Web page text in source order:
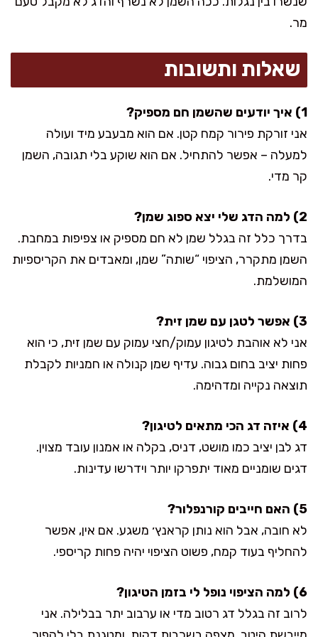
מר.
שאלות ותשובות
1) איך יודעים שהשמן חם מספיק?
אני זורקת פירור קמח קטן. אם הוא מבעבע מיד ועולה
למעלה – אפשר להתחיל. אם הוא שוקע בלי תגובה, השמן
קר מדי.
2) למה הדג שלי יצא ספוג שמן?
בדרך כלל זה בגלל שמן לא חם מספיק או צפיפות במחבת.
השמן מתקרר, הציפוי “שותה” שמן, ומאבדים את הקריספיות
המושלמת.
3) אפשר לטגן עם שמן זית?
אני לא אוהבת לטיגון עמוק/חצי עמוק עם שמן זית, כי הוא
פחות יציב בחום גבוה. עדיף שמן קנולה או חמניות לקבלת
תוצאה נקייה ומדהימה.
4) איזה דג הכי מתאים לטיגון?
דג לבן יציב כמו מושט, דניס, בקלה או אמנון עובד מצוין.
דגים שומניים מאוד יתפרקו יותר וידרשו עדינות.
5) האם חייבים קורנפלור?
לא חובה, אבל הוא נותן קראנץ׳ משגע. אם אין, אפשר
להחליף בעוד קמח, פשוט הציפוי יהיה פחות קריספי.
6) למה הציפוי נופל לי בזמן הטיגון?
לרוב זה בגלל דג רטוב מדי או ערבוב יתר בבלילה. אני